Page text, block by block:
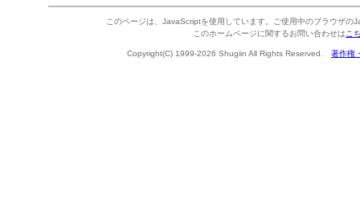
このページは、JavaScriptを使用しています。ご使用中のブラウザの
このホームページに関するお問い合わせは こ
Copyright(C) 1999-2026 Shugiin All Rights Reserved. 著作権